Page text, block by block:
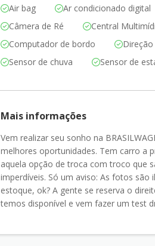
Air bag Ar condicionado digital
Câmera de Ré
Central
Computador de bordo
Sensor de chuva
Sensor de
Mais informações
Vem realizar seu sonho na
melhores oportunidades. Tem carro a
aquela opção de troca com troco que
imperdíveis. Só um aviso: As fotos
estoque, ok? A gente se reserva o
temos disponível e vem fazer um test